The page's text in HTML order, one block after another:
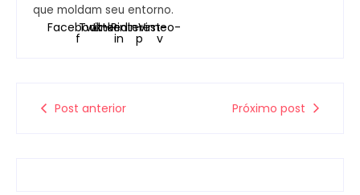
que moldam seu entorno.
Facebook-
f
Twitter
Linkedin-
in
Pinterest-
p
Vimeo-
v
Post anterior Próximo post